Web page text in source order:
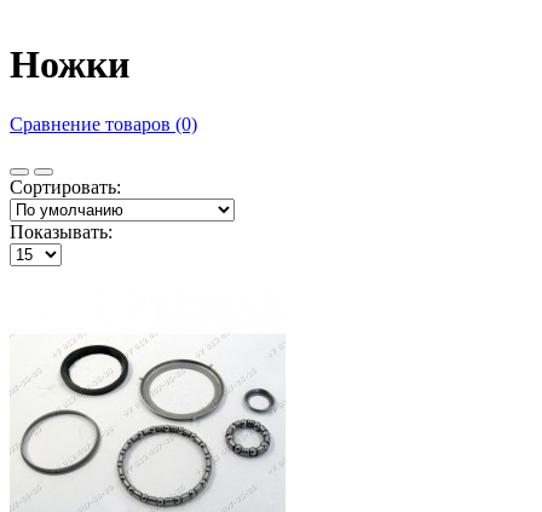
Ножки
Сравнение товаров (0)
Сортировать:
Показывать: